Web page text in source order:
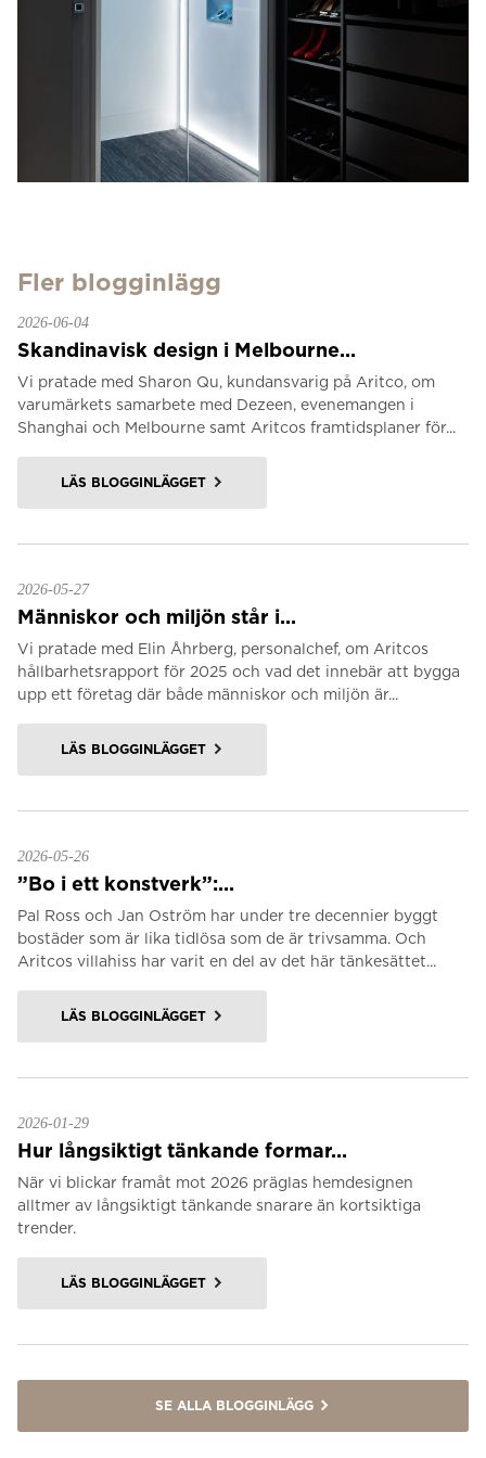
Fler blogginlägg
2026-06-04
Skandinavisk design i Melbourne...
Vi pratade med Sharon Qu, kundansvarig på Aritco, om
varumärkets samarbete med Dezeen, evenemangen i
Shanghai och Melbourne samt Aritcos framtidsplaner för...
LÄS BLOGGINLÄGGET
2026-05-27
Människor och miljön står i...
Vi pratade med Elin Åhrberg, personalchef, om Aritcos
hållbarhetsrapport för 2025 och vad det innebär att bygga
upp ett företag där både människor och miljön är...
LÄS BLOGGINLÄGGET
2026-05-26
”Bo i ett konstverk”:...
Pal Ross och Jan Oström har under tre decennier byggt
bostäder som är lika tidlösa som de är trivsamma. Och
Aritcos villahiss har varit en del av det här tänkesättet...
LÄS BLOGGINLÄGGET
2026-01-29
Hur långsiktigt tänkande formar...
När vi blickar framåt mot 2026 präglas hemdesignen
alltmer av långsiktigt tänkande snarare än kortsiktiga
trender.
LÄS BLOGGINLÄGGET
SE ALLA BLOGGINLÄGG